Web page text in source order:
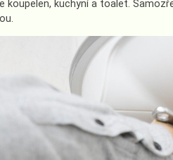
koupelen, kuchyní a toalet.